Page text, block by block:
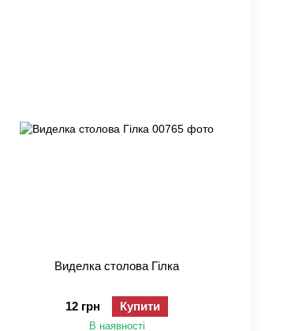
Виделка столова Гілка
12 грн Купити
В наявності